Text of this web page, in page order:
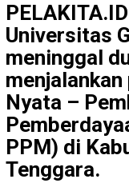
Universitas
meninggal
Nyata –
PPM) di
Tenggara.